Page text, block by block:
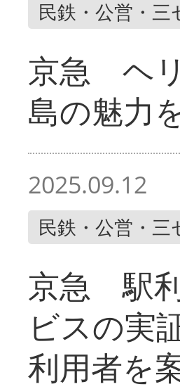
民鉄・公営・三
京急 ヘ
島の魅力
2025.09.12
民鉄・公営・三
京急 駅
ビスの実
利用者を